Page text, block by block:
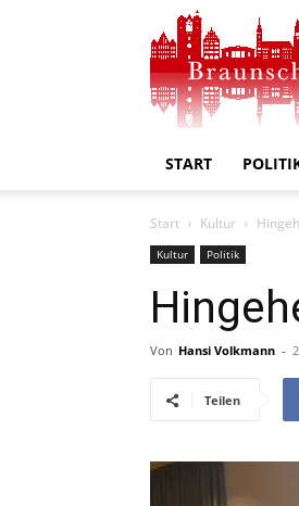
START
Start Kultur
Kultur Politik
Von Hansi Volkmann -
Teilen